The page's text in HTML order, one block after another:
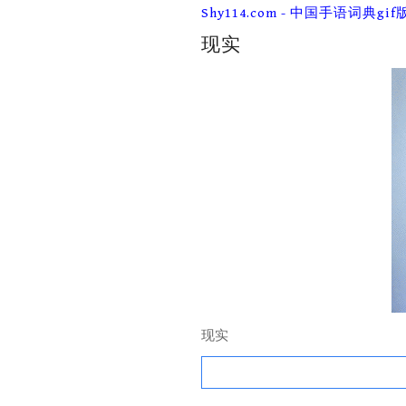
Skip
content
Shy114.com - 中国手语词典gif
现实
现实
Search